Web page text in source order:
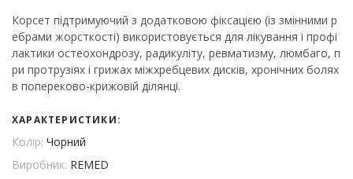
Корсет підтримуючий з додатковою фіксацією (із змінними р
ебрами жорсткості) використовується для лікування і профі
лактики остеохондрозу, радикуліту, ревматизму, люмбаго, п
ри протрузіях і грижах міжхребцевих дисків, хронічних болях
в попереково-крижовій ділянці.
ХАРАКТЕРИСТИКИ:
Колір: Чорний
Виробник: REMED